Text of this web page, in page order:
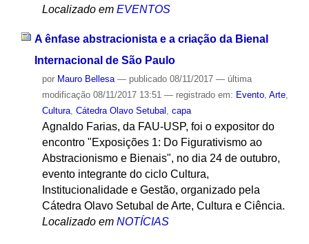
Localizado em EVENTOS
A ênfase abstracionista e a criação da Bienal
Internacional de São Paulo
por Mauro Bellesa — publicado08/11/2017 — última
modificação08/11/2017 13:51 — registrado em: Evento, Arte,
Cultura, Cátedra Olavo Setubal , capa
Agnaldo Farias, da FAU-USP, foi o expositor do
encontro "Exposições 1: Do Figurativismo ao
Abstracionismo e Bienais", no dia 24 de outubro,
evento integrante do ciclo Cultura,
Institucionalidade e Gestão, organizado pela
Cátedra Olavo Setubal de Arte, Cultura e Ciência.
Localizado em NOTÍCIAS